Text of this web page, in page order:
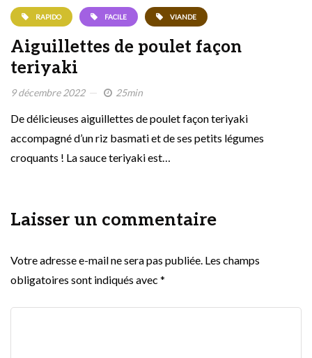
RAPIDO FACILE VIANDE
Aiguillettes de poulet façon
teriyaki
9 décembre 2022 25min
De délicieuses aiguillettes de poulet façon teriyaki
accompagné d’un riz basmati et de ses petits légumes
croquants ! La sauce teriyaki est…
Laisser un commentaire
Votre adresse e-mail ne sera pas publiée. Les champs
obligatoires sont indiqués avec *